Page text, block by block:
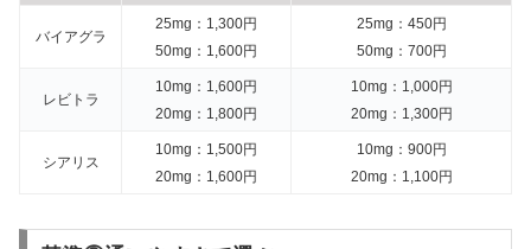
バイアグラ
25mg：1,300円
50mg：1,600円
25mg：450円
50mg：700円
レビトラ
10mg：1,600円
20mg：1,800円
10mg：1,000円
20mg：1,300円
シアリス
10mg：1,500円
20mg：1,600円
10mg：900円
20mg：1,100円